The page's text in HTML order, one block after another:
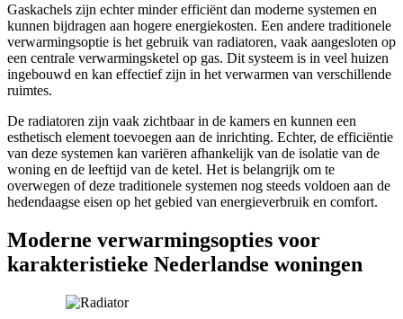
Gaskachels zijn echter minder efficiënt dan moderne systemen en
kunnen bijdragen aan hogere energiekosten. Een andere traditionele
verwarmingsoptie is het gebruik van radiatoren, vaak aangesloten op
een centrale verwarmingsketel op gas. Dit systeem is in veel huizen
ingebouwd en kan effectief zijn in het verwarmen van verschillende
ruimtes.
De radiatoren zijn vaak zichtbaar in de kamers en kunnen een
esthetisch element toevoegen aan de inrichting. Echter, de efficiëntie
van deze systemen kan variëren afhankelijk van de isolatie van de
woning en de leeftijd van de ketel. Het is belangrijk om te
overwegen of deze traditionele systemen nog steeds voldoen aan de
hedendaagse eisen op het gebied van energieverbruik en comfort.
Moderne verwarmingsopties voor
karakteristieke Nederlandse woningen